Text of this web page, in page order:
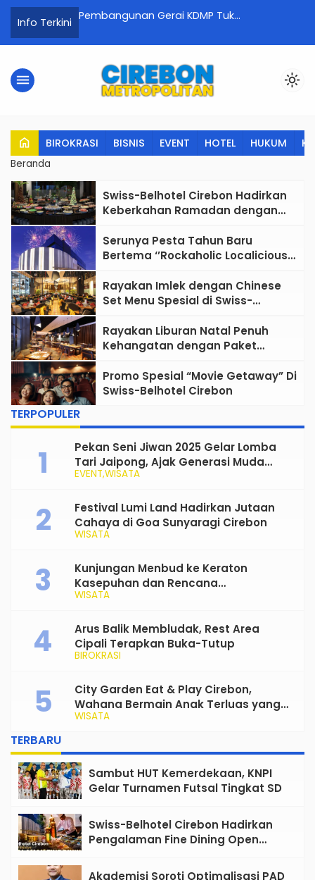
Info Terkini
di 34
Pembangunan Gerai KDMP Tuk
Ekonomi Warga Mulai Tumbuh
menu light_mode
home BIROKRASI BISNIS EVENT HOTEL HUKUM
Beranda
Swiss-Belhotel Cirebon Hadirkan
Keberkahan Ramadan dengan
Serunya Pesta Tahun Baru
Bertema ‘’Rockaholic Localicious’’
Rayakan Imlek dengan Chinese
Set Menu Spesial di Swiss-
Rayakan Liburan Natal Penuh
Kehangatan dengan Paket
Cake Swiss-Belhotel Cirebon
Promo Spesial “Movie Getaway” Di
Swiss-Belhotel Cirebon
TERPOPULER
EVENT WISATA
Pekan Seni Jiwan 2025 Gelar Lomba
Tari Jaipong, Ajak Generasi Muda
Rayakan dan Lestarikan Budaya
WISATA
Festival Lumi Land Hadirkan Jutaan
Cahaya di Goa Sunyaragi Cirebon
WISATA
Kunjungan Menbud ke Keraton
Kasepuhan dan Rencana
Transformasi Gedung Kesenian Nyi
BIROKRASI
Arus Balik Membludak, Rest Area
Cipali Terapkan Buka-Tutup
WISATA
City Garden Eat & Play Cirebon,
Wahana Bermain Anak Terluas yang
Siap Jadi Favorit Keluarga
TERBARU
Sambut HUT Kemerdekaan, KNPI
Gelar Turnamen Futsal Tingkat SD
Swiss-Belhotel Cirebon Hadirkan
Pengalaman Fine Dining Open
Akademisi Soroti Optimalisasi PAD